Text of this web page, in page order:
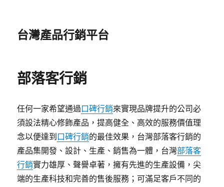
台灣產品行銷平台
部落客行銷
任何一家希望通過口碑行銷來實現品牌提升的公司必
須設法精心修飾產品，提高健全、高效的服務價值理
念以便達到 口碑行銷的最佳效果，台灣部落客行銷的
產品集開發、設計、生產、銷售為一體，台灣部落客
行銷實力雄厚、聲譽卓著，擁有先進的生產設備，尖
端的生產科技和完善的售後服務；可滿足客戶不同的